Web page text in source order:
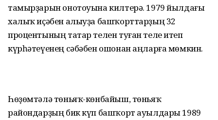
тамырҙарын онотоуына килтерә. 1979 йылдағы
халыҡ иҫәбен алыуҙа башҡорттарҙың 32
процентының татар телен туған теле итеп
күрһәтеүенең сәбәбен ошонан аңларға мөмкин.
Һөҙөмтәлә төньяҡ-көнбайыш, төньяҡ
райондарҙың бик күп башҡорт ауылдары 1989